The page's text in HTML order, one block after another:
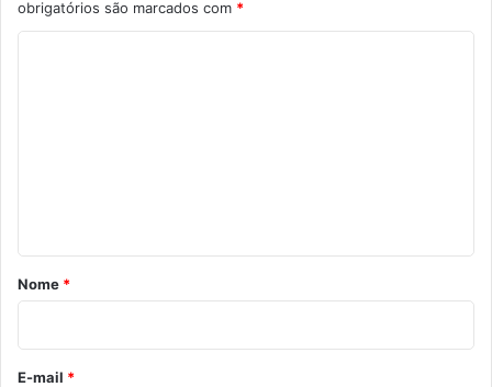
obrigatórios são marcados com *
r
o
*
Nome *
E-mail *